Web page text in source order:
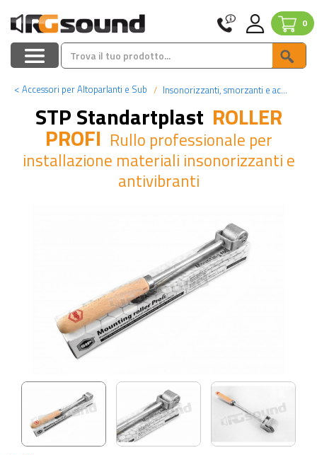
0
< Accessori per Altoparlanti e Sub Insonorizzanti, smorzanti e accessori
STP Standartplast ROLLER
PROFI Rullo professionale per
installazione materiali insonorizzanti e
antivibranti